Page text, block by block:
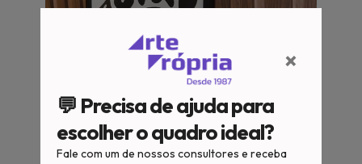
×
💬 Precisa de ajuda para
escolher o quadro ideal?
Fale com um de nossos consultores e receba